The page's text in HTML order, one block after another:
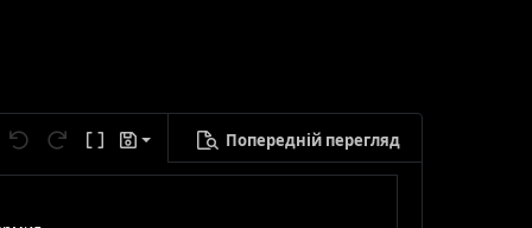
Скасувати
Повторити
Ввімкнути режим BB-кодів
Чернетки
чернетку
чернетку
Попередній перегляд